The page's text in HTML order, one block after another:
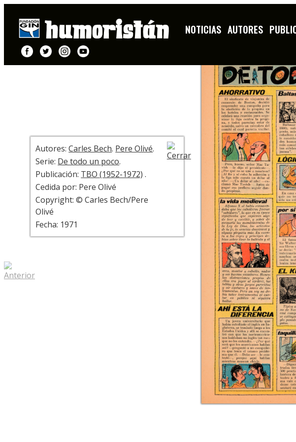
NOTICIAS AUTORES
+ INFO
Autores:Carles Bech. Pere Olivé.
Serie: De todo un poco.
Publicación: TBO (1952-1972) .
Cedida por: Pere Olivé
Copyright: © Carles Bech/Pere
Olivé
Fecha: 1971